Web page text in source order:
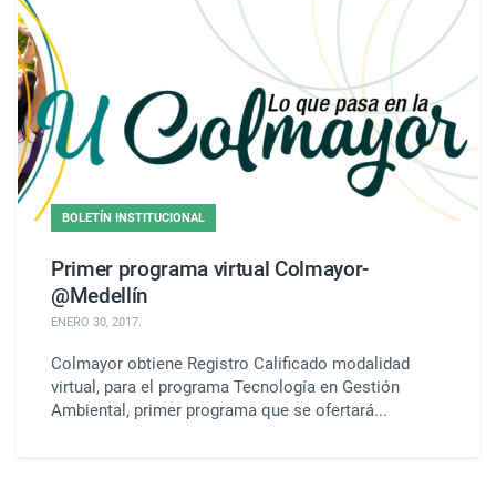
BOLETÍN INSTITUCIONAL
Primer programa virtual Colmayor-
@Medellín
ENERO 30, 2017.
Colmayor obtiene Registro Calificado modalidad
virtual, para el programa Tecnología en Gestión
Ambiental, primer programa que se ofertará...